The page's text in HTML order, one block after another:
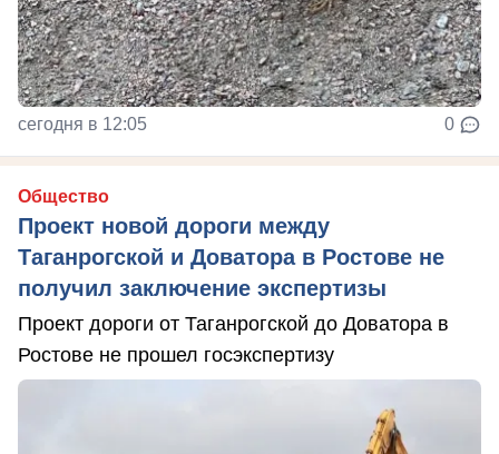
сегодня в 12:05 0
Общество
Проект новой дороги между
Таганрогской и Доватора в Ростове не
получил заключение экспертизы
Проект дороги от Таганрогской до Доватора в
Ростове не прошел госэкспертизу